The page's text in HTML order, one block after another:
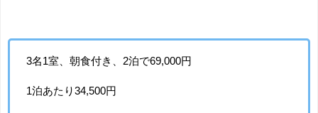
3名1室、朝食付き、2泊で69,000円
1泊あたり34,500円